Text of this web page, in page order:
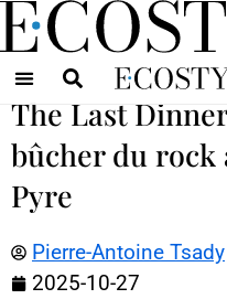
The Last
bûcher du rock
Pyre
Pierre-Antoine Tsady
2025-10-27